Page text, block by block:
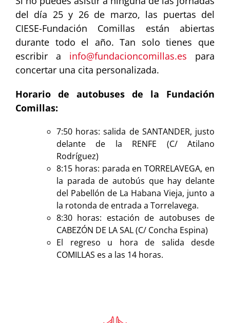
del día 25 y 26 de marzo, las puertas del
CIESE-Fundación Comillas están abiertas
durante todo el año. Tan solo tienes que
escribir a info@fundacioncomillas.es para
concertar una cita personalizada.
Horario de autobuses de la Fundación
Comillas:
7:50 horas: salida de SANTANDER, justo
delante de la RENFE (C/ Atilano
Rodríguez)
8:15 horas: parada en TORRELAVEGA, en
la parada de autobús que hay delante
del Pabellón de La Habana Vieja, junto a
la rotonda de entrada a Torrelavega.
8:30 horas: estación de autobuses de
CABEZÓN DE LA SAL (C/ Concha Espina)
El regreso u hora de salida desde
COMILLAS es a las 14 horas.